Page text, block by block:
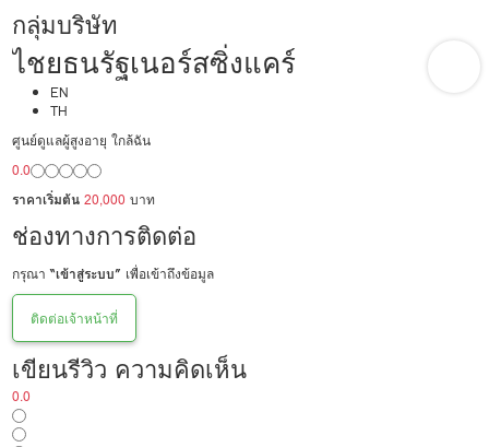
กลุ่มบริษัท
ไชยธนรัฐเนอร์สซิ่งแคร์
EN
TH
ศูนย์ดูแลผู้สูงอายุ ใกล้ฉัน
0.0
ราคาเริ่มต้น 20,000 บาท
ช่องทางการติดต่อ
กรุณา“เข้าสู่ระบบ” เพื่อเข้าถึงข้อมูล
ติดต่อเจ้าหน้าที่
เขียนรีวิว ความคิดเห็น
0.0